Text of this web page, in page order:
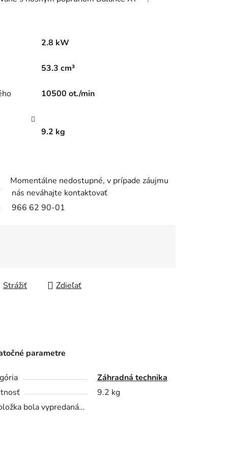
2.8 kW
53.3 cm³
10500 ot./min
9.2 kg
Momentálne nedostupné, v prípade záujmu
nás neváhajte kontaktovať
966 62 90-01
Strážiť Zdieľať
parametre
Záhradná technika
9.2 kg
bola vypredaná…